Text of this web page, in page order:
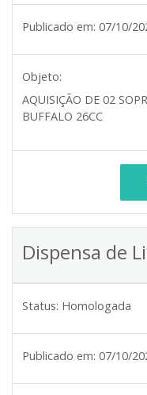
Publicado em: 07/10/
Objeto:
AQUISIÇÃO DE 02
BUFFALO 26CC
Dispensa de
Status: Homologada
Publicado em: 07/10/